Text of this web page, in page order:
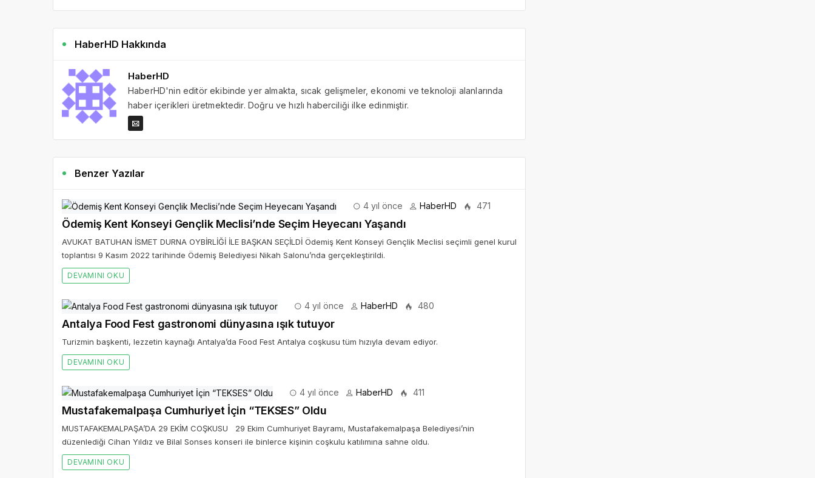
HaberHD Hakkında
HaberHD
HaberHD'nin editör ekibinde yer almakta, sıcak gelişmeler, ekonomi ve teknoloji alanlarında
haber içerikleri üretmektedir. Doğru ve hızlı haberciliği ilke edinmiştir.
Benzer Yazılar
4 yıl önce HaberHD 471
Ödemiş Kent Konseyi Gençlik Meclisi’nde Seçim Heyecanı Yaşandı
AVUKAT BATUHAN İSMET DURNA OYBİRLİĞİ İLE BAŞKAN SEÇİLDİ Ödemiş Kent Konseyi Gençlik Meclisi seçimli genel kurul
toplantısı 9 Kasım 2022 tarihinde Ödemiş Belediyesi Nikah Salonu’nda gerçekleştirildi.
DEVAMINI OKU
4 yıl önce HaberHD 480
Antalya Food Fest gastronomi dünyasına ışık tutuyor
Turizmin başkenti, lezzetin kaynağı Antalya’da Food Fest Antalya coşkusu tüm hızıyla devam ediyor.
DEVAMINI OKU
4 yıl önce HaberHD 411
Mustafakemalpaşa Cumhuriyet İçin “TEKSES” Oldu
MUSTAFAKEMALPAŞA’DA 29 EKİM COŞKUSU 29 Ekim Cumhuriyet Bayramı, Mustafakemalpaşa Belediyesi’nin
düzenlediği Cihan Yıldız ve Bilal Sonses konseri ile binlerce kişinin coşkulu katılımına sahne oldu.
DEVAMINI OKU